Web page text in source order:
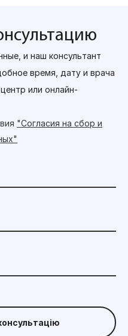
и наш консультант
время, дату и врача
или онлайн-
"Согласия на сбор и